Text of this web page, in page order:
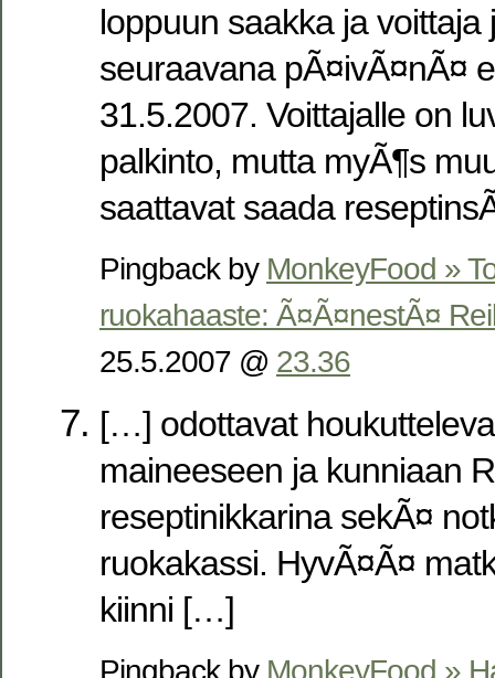
loppuun saakka ja voittaja
seuraavana pÃ¤ivÃ¤nÃ¤
31.5.2007. Voittajalle on
palkinto, mutta myÃ¶s
saattavat saada
Pingback by MonkeyFood »
ruokahaaste: Ã¤Ã¤nestÃ¤
25.5.2007 @ 23.36
[…] odottavat
maineeseen ja kunniaan
reseptinikkarina sekÃ¤
ruokakassi. HyvÃ¤Ã¤
kiinni […]
Pingback by MonkeyFood »